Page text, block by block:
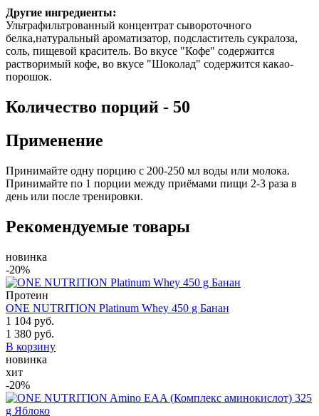
Другие ингредиенты:
Ультрафильтрованный концентрат сывороточного
белка,натуральный ароматизатор, подсластитель сукралоза,
соль, пищевой краситель. Во вкусе "Кофе" содержится
растворимый кофе, во вкусе "Шоколад" содержится какао-
порошок.
Количество порций - 50
Применение
Принимайте одну порцию с 200-250 мл воды или молока.
Принимайте по 1 порции между приёмами пищи 2-3 раза в
день или после тренировки.
Рекомендуемые товары
новинка
-20%
Протеин
ONE NUTRITION Platinum Whey 450 g Банан
1 104 руб.
1 380 руб.
В корзину
новинка
хит
-20%